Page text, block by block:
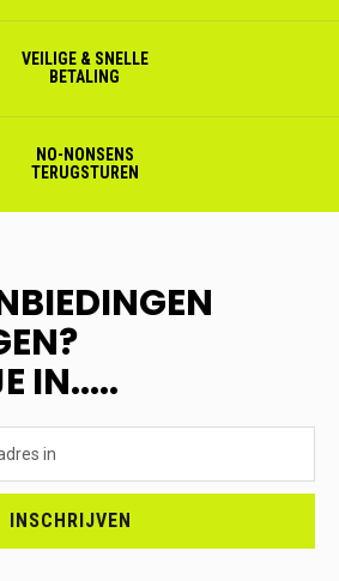
VEILIGE & SNELLE
BETALING
NO-NONSENS
TERUGSTUREN
IN.....
INSCHRIJVEN